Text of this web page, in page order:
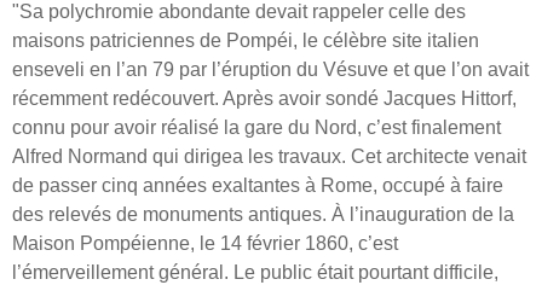
"Sa polychromie abondante devait rappeler celle des
maisons patriciennes de Pompéi, le célèbre site italien
enseveli en l’an 79 par l’éruption du Vésuve et que l’on avait
récemment redécouvert. Après avoir sondé Jacques Hittorf,
connu pour avoir réalisé la gare du Nord, c’est finalement
Alfred Normand qui dirigea les travaux. Cet architecte venait
de passer cinq années exaltantes à Rome, occupé à faire
des relevés de monuments antiques. À l’inauguration de la
Maison Pompéienne, le 14 février 1860, c’est
l’émerveillement général. Le public était pourtant difficile,